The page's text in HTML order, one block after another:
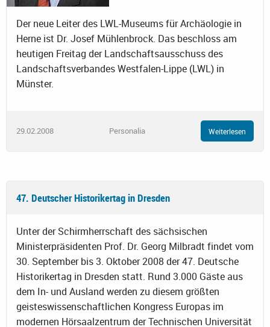
Der neue Leiter des LWL-Museums für Archäologie in
Herne ist Dr. Josef Mühlenbrock. Das beschloss am
heutigen Freitag der Landschaftsausschuss des
Landschaftsverbandes Westfalen-Lippe (LWL) in
Münster.
29.02.2008 Personalia Weiterlesen
47. Deutscher Historikertag in Dresden
Unter der Schirmherrschaft des sächsischen
Ministerpräsidenten Prof. Dr. Georg Milbradt findet vom
30. September bis 3. Oktober 2008 der 47. Deutsche
Historikertag in Dresden statt. Rund 3.000 Gäste aus
dem In- und Ausland werden zu diesem größten
geisteswissenschaftlichen Kongress Europas im
modernen Hörsaalzentrum der Technischen Universität